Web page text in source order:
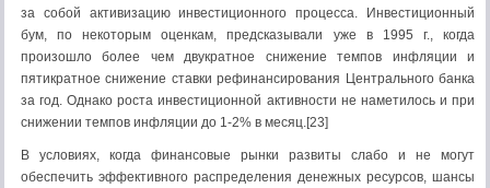
за собой активизацию инвестиционного процесса. Инвестиционный
бум, по некоторым оценкам, предсказывали уже в 1995 г., когда
произошло более чем двукратное снижение темпов инфляции и
пятикратное снижение ставки рефинансирования Центрального банка
за год. Однако роста инвестиционной активности не наметилось и при
снижении темпов инфляции до 1-2% в месяц.[23]
В условиях, когда финансовые рынки развиты слабо и не могут
обеспечить эффективного распределения денежных ресурсов, шансы